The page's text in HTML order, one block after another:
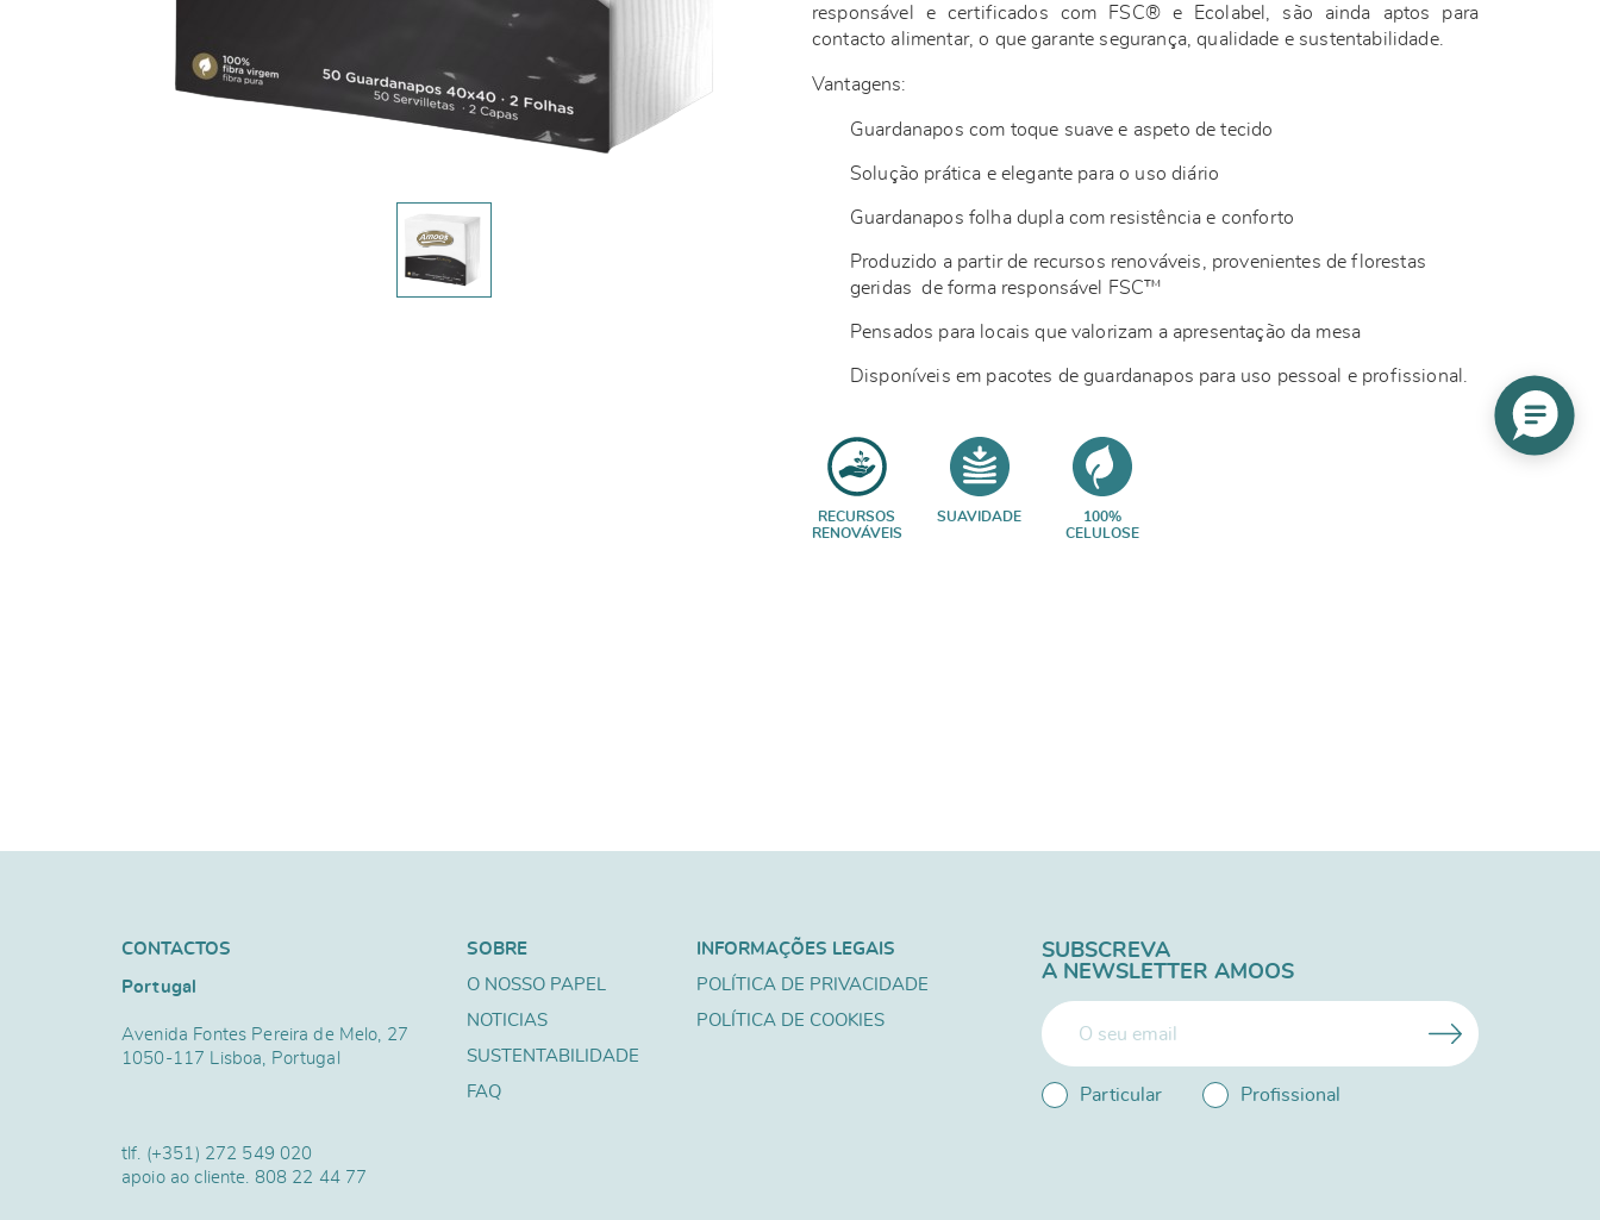
responsável e certificados com FSC® e Ecolabel, são ainda aptos para
contacto alimentar, o que garante segurança, qualidade e sustentabilidade.
Vantagens:
Guardanapos com toque suave e aspeto de tecido
Solução prática e elegante para o uso diário
Guardanapos folha dupla com resistência e conforto
Produzido a partir de recursos renováveis, provenientes de florestas
geridas de forma responsável FSC™
Pensados para locais que valorizam a apresentação da mesa
Disponíveis em pacotes de guardanapos para uso pessoal e profissional.
RECURSOS
RENOVÁVEIS
SUAVIDADE
100%
CELULOSE
CONTACTOS
Portugal
Avenida Fontes Pereira de Melo, 27
1050-117 Lisboa, Portugal
tlf. (+351) 272 549 020
apoio ao cliente. 808 22 44 77
SOBRE
O NOSSO PAPEL
NOTICIAS
SUSTENTABILIDADE
FAQ
INFORMAÇÕES LEGAIS
POLÍTICA DE PRIVACIDADE
POLÍTICA DE COOKIES
SUBSCREVA
A NEWSLETTER AMOOS
Particular Profissional